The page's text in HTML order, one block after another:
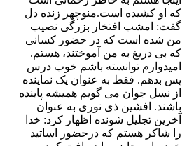
که او کشیده است.منوچهر زنده دل
گفت: امشب افتخار بزرگی نصیب
من شده است که در حضور کسانی
که بی دریغ به من آموختند، هستم.
امیدوارم توانسته باشم خوب درس
پس بدهم. فقط به عنوان یک نماینده
از نسل جوان می گویم همیشه پاینده
باشند. افشین ذی نوری به عنوان
آخرین تجلیل شونده اظهار کرد: خدا
را شاکر هستم که درحضور اساتید